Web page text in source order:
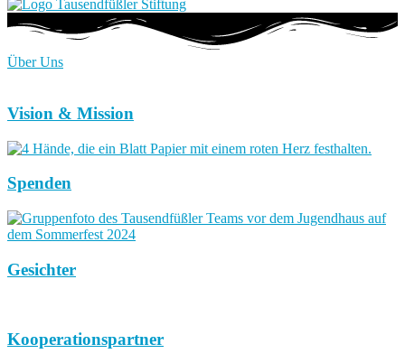
Über Uns
Vision & Mission
Spenden
Gesichter
Kooperationspartner